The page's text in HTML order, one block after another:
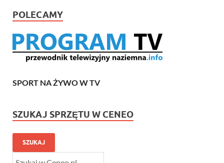
POLECAMY
SPORT NA ŻYWO W TV
SZUKAJ SPRZĘTU W CENEO
SZUKAJ